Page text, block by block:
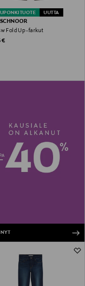
UUTTA
Fold Up -farkut
Price
€